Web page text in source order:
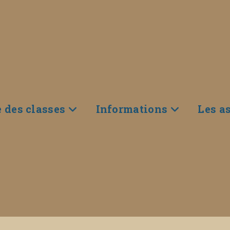
des classes Informations Les